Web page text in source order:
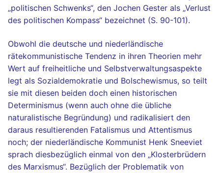
„politischen Schwenks“, den Jochen Gester als „Verlust
des politischen Kompass“ bezeichnet (S. 90-101).
Obwohl die deutsche und niederländische
rätekommunistische Tendenz in ihren Theorien mehr
Wert auf freiheitliche und Selbstverwaltungsaspekte
legt als Sozialdemokratie und Bolschewismus, so teilt
sie mit diesen beiden doch einen historischen
Determinismus (wenn auch ohne die übliche
naturalistische Begründung) und radikalisiert den
daraus resultierenden Fatalismus und Attentismus
noch; der niederländische Kommunist Henk Sneeviet
sprach diesbezüglich einmal von den „Klosterbrüdern
des Marxismus“. Bezüglich der Problematik von